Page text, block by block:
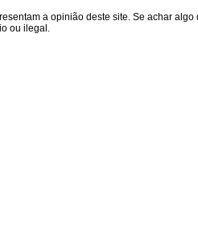
a opinião deste site. Se achar algo
ou ilegal.